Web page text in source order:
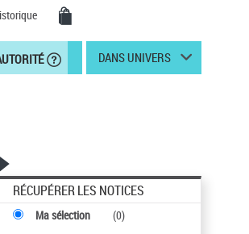
DANS UNIVERS
RÉCUPÉRER LES NOTICES
Ma sélection (0)